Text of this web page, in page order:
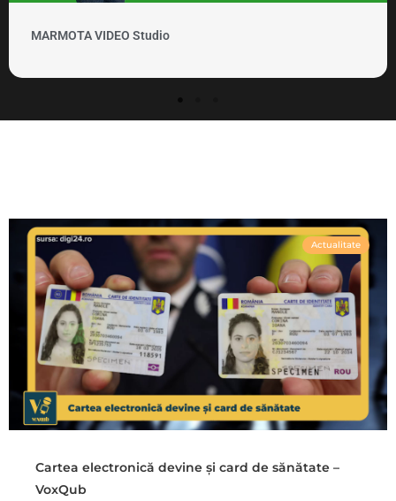
MARMOTA VIDEO Clipuri si promovare
Actualitate
Cartea electronică devine și card de sănătate –
VoxQub